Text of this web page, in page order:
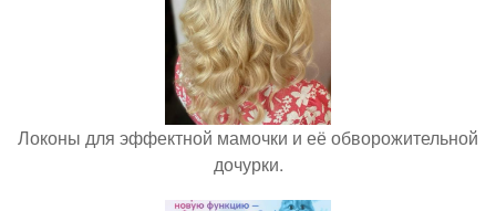
Локоны для эффектной мамочки и её обворожительной
дочурки.